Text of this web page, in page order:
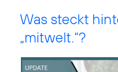
Was steckt
„mitwelt.“?